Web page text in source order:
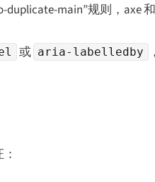
duplicate-main”规则，axe
或 aria-labelledby